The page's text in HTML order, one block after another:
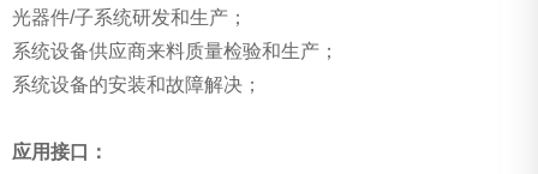
光器件/子系统研发和生产；
系统设备供应商来料质量检验和生产；
系统设备的安装和故障解决；
应用接口：